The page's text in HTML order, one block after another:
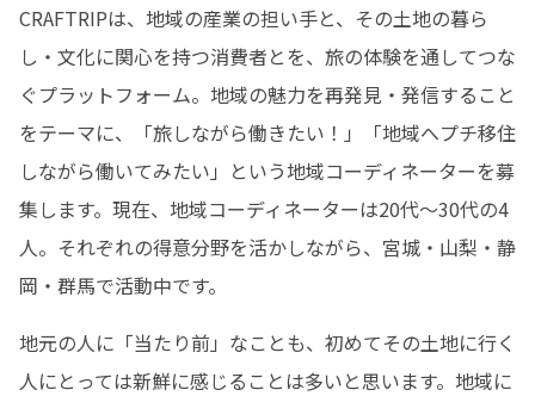
CRAFTRIPは、地域の産業の担い手と、その土地の暮ら
し・文化に関心を持つ消費者とを、旅の体験を通してつな
ぐプラットフォーム。地域の魅力を再発見・発信すること
をテーマに、「旅しながら働きたい！」「地域へプチ移住
しながら働いてみたい」という地域コーディネーターを募
集します。現在、地域コーディネーターは20代〜30代の4
人。それぞれの得意分野を活かしながら、宮城・山梨・静
岡・群馬で活動中です。
地元の人に「当たり前」なことも、初めてその土地に行く
人にとっては新鮮に感じることは多いと思います。地域に